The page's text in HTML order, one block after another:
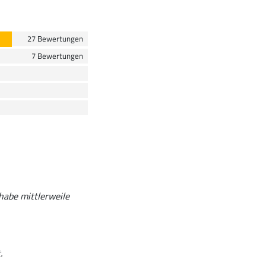
27 Bewertungen
7 Bewertungen
mittlerweile